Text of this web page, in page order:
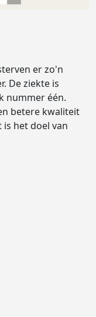
er zo'n
De ziekte is
nummer één.
betere kwaliteit
het doel van